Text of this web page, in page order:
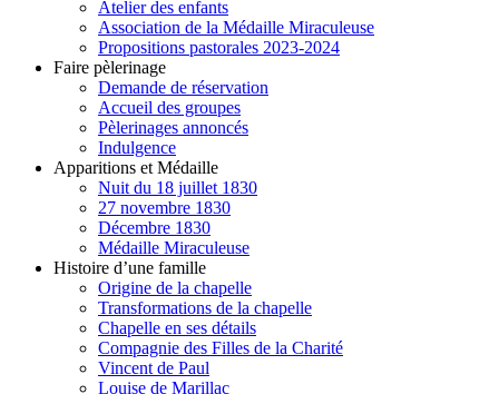
Atelier des enfants
Association de la Médaille Miraculeuse
Propositions pastorales 2023-2024
Faire pèlerinage
Demande de réservation
Accueil des groupes
Pèlerinages annoncés
Indulgence
Apparitions et Médaille
Nuit du 18 juillet 1830
27 novembre 1830
Décembre 1830
Médaille Miraculeuse
Histoire d’une famille
Origine de la chapelle
Transformations de la chapelle
Chapelle en ses détails
Compagnie des Filles de la Charité
Vincent de Paul
Louise de Marillac